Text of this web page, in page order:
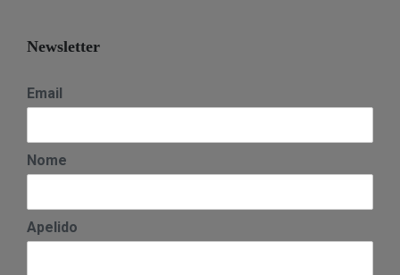
Newsletter
Email
Nome
Apelido